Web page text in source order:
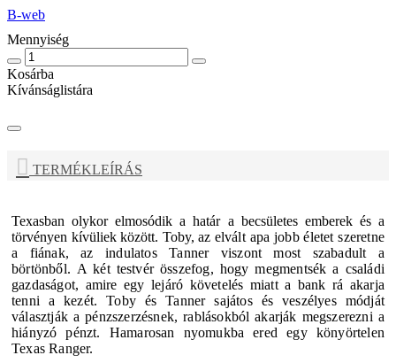
B-web
Mennyiség
Kosárba
Kívánságlistára
TERMÉKLEÍRÁS
Texasban olykor elmosódik a határ a becsületes emberek és a
törvényen kívüliek között. Toby, az elvált apa jobb életet szeretne
a fiának, az indulatos Tanner viszont most szabadult a
börtönből. A két testvér összefog, hogy megmentsék a családi
gazdaságot, amire egy lejáró követelés miatt a bank rá akarja
tenni a kezét. Toby és Tanner sajátos és veszélyes módját
választják apénzszerzésnek, rablásokból akarják megszerezni a
hiányzó pénzt. Hamarosan nyomukba eredegy könyörtelen
Texas Ranger.